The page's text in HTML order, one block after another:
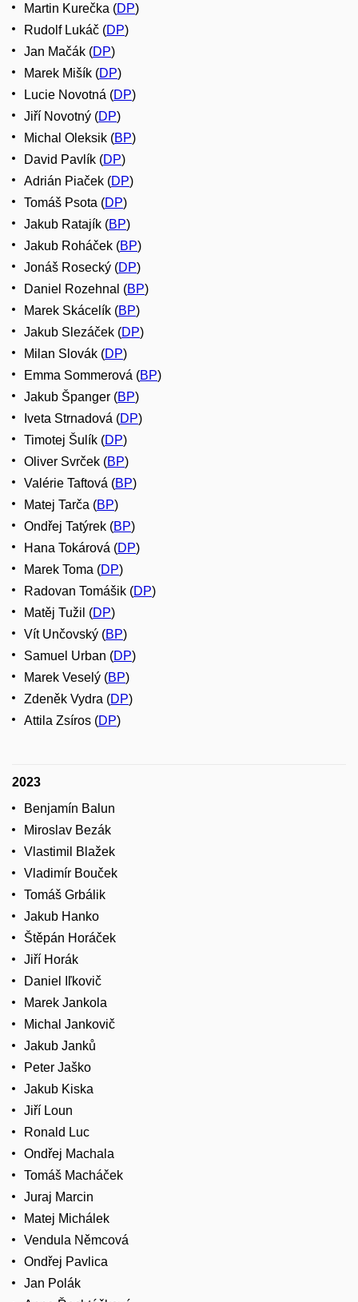
Martin Kurečka (DP)
Rudolf Lukáč (DP)
Jan Mačák (DP)
Marek Mišík (DP)
Lucie Novotná (DP)
Jiří Novotný (DP)
Michal Oleksik (BP)
David Pavlík (DP)
Adrián Piaček (DP)
Tomáš Psota (DP)
Jakub Ratajík (BP)
Jakub Roháček (BP)
Jonáš Rosecký (DP)
Daniel Rozehnal (BP)
Marek Skácelík (BP)
Jakub Slezáček (DP)
Milan Slovák (DP)
Emma Sommerová (BP)
Jakub Španger (BP)
Iveta Strnadová (DP)
Timotej Šulík (DP)
Oliver Svrček (BP)
Valérie Taftová (BP)
Matej Tarča (BP)
Ondřej Tatýrek (BP)
Hana Tokárová (DP)
Marek Toma (DP)
Radovan Tomášik (DP)
Matěj Tužil (DP)
Vít Unčovský (BP)
Samuel Urban (DP)
Marek Veselý (BP)
Zdeněk Vydra (DP)
Attila Zsíros (DP)
2023
Benjamín Balun
Miroslav Bezák
Vlastimil Blažek
Vladimír Bouček
Tomáš Grbálik
Jakub Hanko
Štěpán Horáček
Jiří Horák
Daniel Iľkovič
Marek Jankola
Michal Jankovič
Jakub Janků
Peter Jaško
Jakub Kiska
Jiří Loun
Ronald Luc
Ondřej Machala
Tomáš Macháček
Juraj Marcin
Matej Michálek
Vendula Němcová
Ondřej Pavlica
Jan Polák